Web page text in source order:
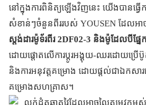
នៅក្នុងការពិនិត្យឡើងវិញនេះ យើងបានធ្វើក
សំខាន់ៗចំនួនពីររបស់ YOUSEN ដែលអ
ស្តង់ដារម៉ូទ័រពីរ 2DF02-3 និងម៉ូដែលបីផ្ន
ដោយផ្តោតលើការប្តូរអង្គុយ-ឈរដោយប្រើប៊ូ
និងការអនុវត្តគម្រោង ដោយផ្តល់ជាឯកសា
គម្រោងសហគ្រាស។